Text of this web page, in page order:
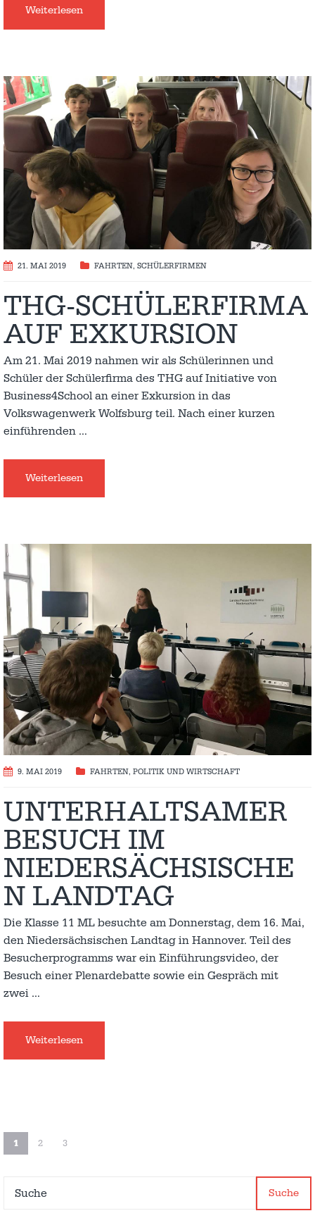
Weiterlesen
21. MAI 2019 FAHRTEN, SCHÜLERFIRMEN
THG-SCHÜLERFIRMA
AUF EXKURSION
Am 21. Mai 2019 nahmen wir als Schülerinnen und
Schüler der Schülerfirma des THG auf Initiative von
Business4School an einer Exkursion in das
Volkswagenwerk Wolfsburg teil. Nach einer kurzen
einführenden …
Weiterlesen
9. MAI 2019 FAHRTEN, POLITIK UND WIRTSCHAFT
UNTERHALTSAMER
BESUCH IM
NIEDERSÄCHSISCHE
N LANDTAG
Die Klasse 11 ML besuchte am Donnerstag, dem 16. Mai,
den Niedersächsischen Landtag in Hannover. Teil des
Besucherprogramms war ein Einführungsvideo, der
Besuch einer Plenardebatte sowie ein Gespräch mit
zwei …
Weiterlesen
1 2 3
Suche